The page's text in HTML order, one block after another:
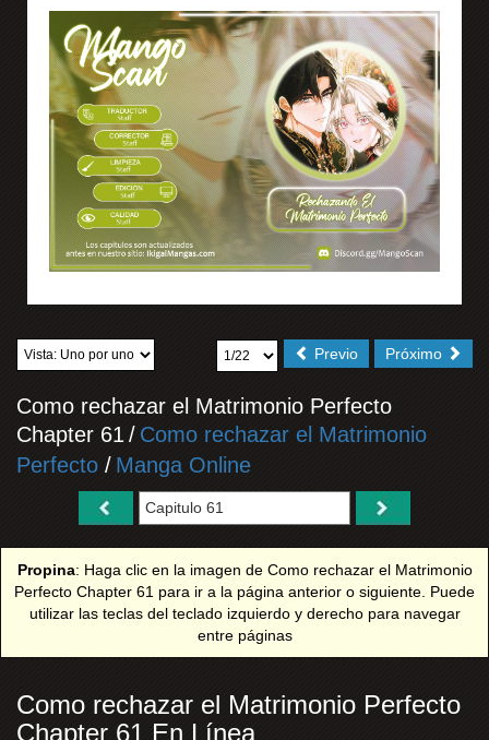
Próximo
Previo
Como rechazar el Matrimonio Perfecto
Chapter 61 / Como rechazar el Matrimonio
Perfecto / Manga Online
Propina: Haga clic en la imagen de Como rechazar el Matrimonio
Perfecto Chapter 61 para ir a la página anterior o siguiente. Puede
utilizar las teclas del teclado izquierdo y derecho para navegar
entre páginas
Como rechazar el Matrimonio Perfecto
Chapter 61 En Línea